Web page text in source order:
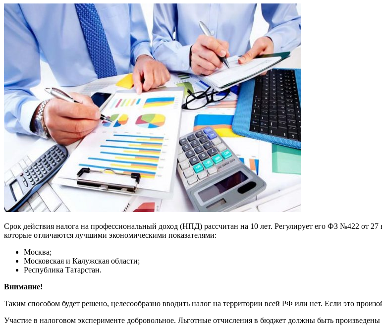
Срок действия налога на профессиональный доход (НПД) рассчитан на 10 лет. Регулирует его ФЗ №422 от
которые отличаются лучшими экономическими показателями:
Москва;
Московская и Калужская области;
Республика Татарстан.
Внимание!
Таким способом будет решено, целесообразно вводить налог на территории всей РФ или нет. Если это
Участие в налоговом эксперименте добровольное. Льготные отчисления в бюджет должны быть